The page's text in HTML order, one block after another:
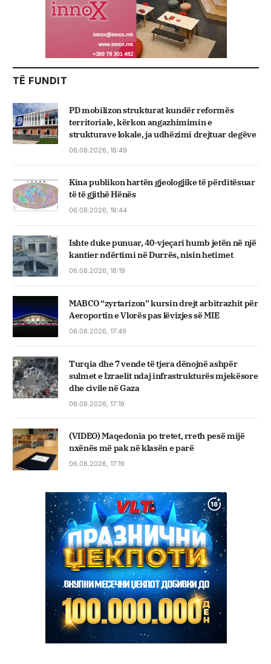
TË FUNDIT
PD mobilizon strukturat kundër reformës
territoriale, kërkon angazhimimin e
strukturave lokale, ja udhëzimi drejtuar degëve
06.08.2026, 18:49
Kina publikon hartën gjeologjike të përditësuar
të të gjithë Hënës
06.08.2026, 18:44
Ishte duke punuar, 40-vjeçari humb jetën në një
kantier ndërtimi në Durrës, nisin hetimet
06.08.2026, 18:19
MABCO “zyrtarizon” kursin drejt arbitrazhit për
Aeroportin e Vlorës pas lëvizjes së MIE
06.08.2026, 17:49
Turqia dhe 7 vende të tjera dënojnë ashpër
sulmet e Izraelit ndaj infrastrukturës mjekësore
dhe civile në Gaza
06.08.2026, 17:19
(VIDEO) Maqedonia po tretet, rreth pesë mijë
nxënës më pak në klasën e parë
06.08.2026, 17:19